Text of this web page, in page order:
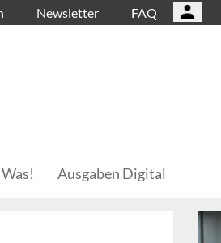
Newsletter FAQ
Ausgaben Digital